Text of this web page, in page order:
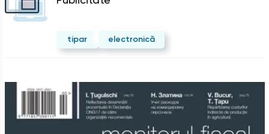
tipar electronică